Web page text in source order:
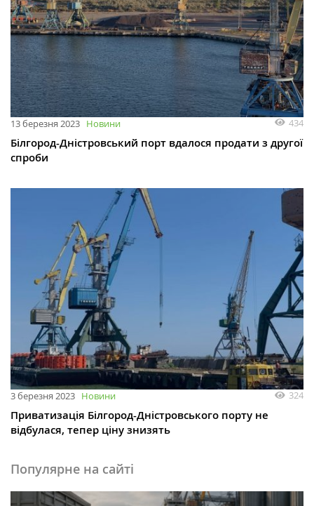
13 березня 2023 Новини 434
Білгород-Дністровський порт вдалося продати з другої
спроби
3 березня 2023 Новини 324
Приватизація Білгород-Дністровського порту не
відбулася, тепер ціну знизять
Популярне на сайті